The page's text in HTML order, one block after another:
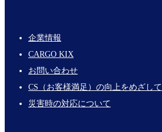
Footer
Links
企業情報
CARGO KIX
お問い合わせ
CS（お客様満足）の向上をめざして
災害時の対応について